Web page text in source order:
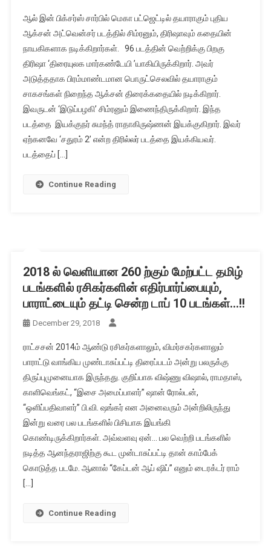
ஆல் இன் பிக்சர்ஸ் சார்பில் மெகா பட்ஜெட்டில் தயாராகும் புதிய
ஆக்சன் அட்வென்சர் படத்தில் சிம்ரனும், திரிஷாவும் கதையின்
நாயகிகளாக நடிக்கிறார்கள். 96 படத்தின் வெற்றிக்கு பிறகு
திரிஷா ‘திரையுலக மார்கண்டேயி ’யாகியிருக்கிறார். அவர்
அடுத்ததாக பிரம்மாண்டமான பொருட்செலவில் தயாராகும்
சாகசங்கள் நிறைந்த ஆக்சன் திரைக்கதையில் நடிக்கிறார்.
இவருடன் ‘இடுப்பழகி’ சிம்ரனும் இணைந்திருக்கிறார். இந்த
படத்தை இயக்குநர் சுமந்த் ராதாகிருஷ்ணன் இயக்குகிறார். இவர்
ஏற்கனவே ‘சதுரம் 2’ என்ற திரில்லர் படத்தை இயக்கியவர்.
படத்தைப் […]
Continue Reading
2018 ல் வெளியான 260 ற்கும் மேற்பட்ட தமிழ்
படங்களில் ரசிகர்களின் எதிர்பார்ப்பையும்,
பாராட்டையும் தட்டி சென்ற டாப் 10 படங்கள்…!!
December 29, 2018
ராட்சசன் 2014ம் ஆண்டு ரசிகர்களாலும், விமர்சகர்களாலும்
பாராட்டு வாங்கிய முண்டாசுப்பட்டி திரைப்படம் அன்று பலருக்கு
திருப்புமுனையாக இருந்தது. குறிப்பாக விஷ்ணு விஷால், ராமதாஸ்,
காளிவெங்கட், “இசை அமைப்பாளர்” ஷான் ரோல்டன்,
“ஒளிப்பதிவாளர்” பி.வி. ஷங்கர் என அனைவரும் அன்றிலிருந்து
இன்று வரை பல படங்களில் பிசியாக இயங்கி
கொண்டிருக்கிறார்கள். அவ்வளவு ஏன்… பல வெற்றி படங்களில்
நடித்த ஆனந்தராஜிற்கு கூட முன்டாசுப்பட்டி தான் காம்பேக்
கொடுத்த படமே. ஆனால் “கேப்டன் ஆப் ஷிப்” எனும் டைரக்டர் ராம்
[…]
Continue Reading